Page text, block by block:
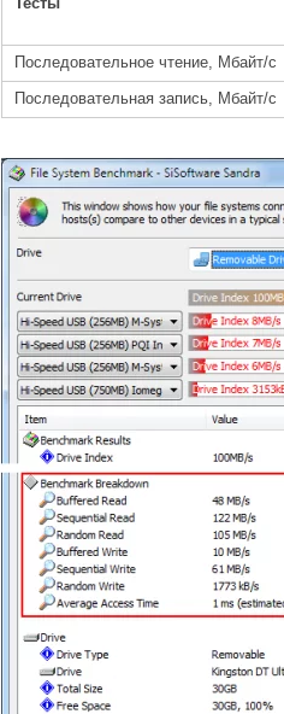
Тесты
Последовательное чтение, Мбайт/с
Последовательная запись, Мбайт/с